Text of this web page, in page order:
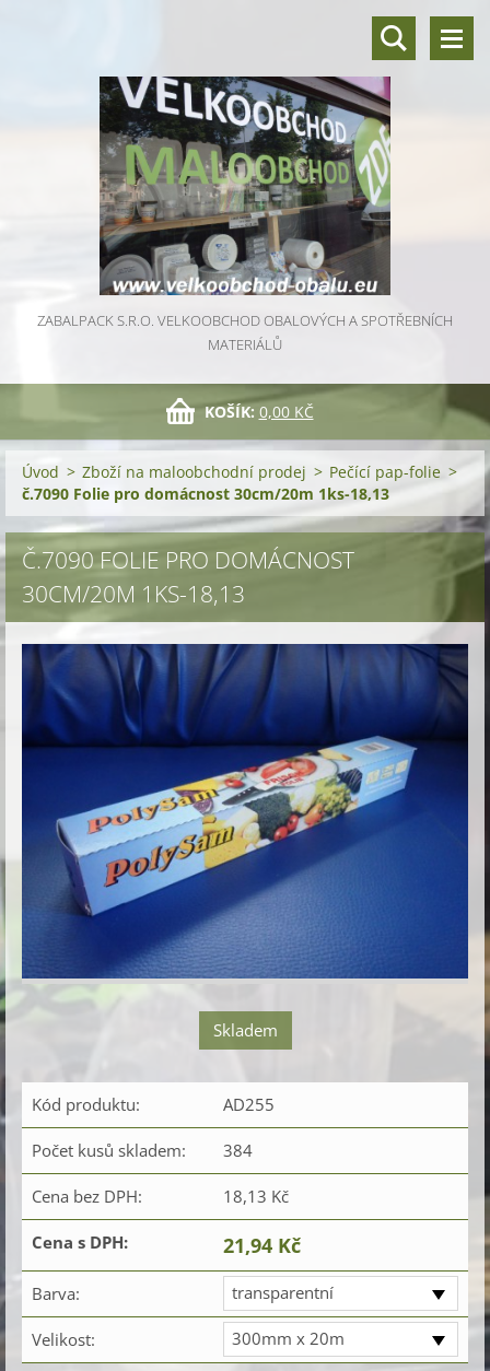
ZABALPACK S.R.O. VELKOOBCHOD OBALOVÝCH A SPOTŘEBNÍCH
MATERIÁLŮ
KOŠÍK: 0,00 KČ
Úvod > Zboží na maloobchodní prodej > Pečící pap-folie >
č.7090 Folie pro domácnost 30cm/20m 1ks-18,13
Č.7090 FOLIE PRO DOMÁCNOST
30CM/20M 1KS-18,13
Skladem
Kód produktu: AD255
Počet kusů skladem: 384
Cena bez DPH: 18,13 Kč
Cena s DPH: 21,94 Kč
Barva: transparentní
Velikost: 300mm x 20m